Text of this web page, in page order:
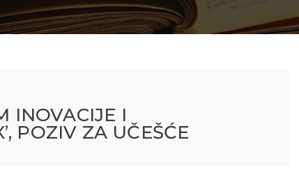
INOVACIJE I
POZIV ZA UČEŠĆE